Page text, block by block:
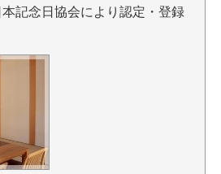
記念日協会により認定・登録